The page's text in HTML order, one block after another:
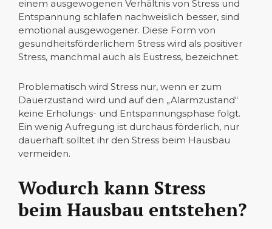
einem ausgewogenen Verhältnis von Stress und
Entspannung schlafen nachweislich besser, sind
emotional ausgewogener. Diese Form von
gesundheitsförderlichem Stress wird als positiver
Stress, manchmal auch als Eustress, bezeichnet.
Problematisch wird Stress nur, wenn er zum
Dauerzustand wird und auf den „Alarmzustand“
keine Erholungs- und Entspannungsphase folgt.
Ein wenig Aufregung ist durchaus förderlich, nur
dauerhaft solltet ihr den Stress beim Hausbau
vermeiden.
Wodurch kann Stress
beim Hausbau entstehen?